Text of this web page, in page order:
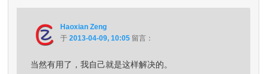
Haoxian Zeng
于2013-04-09, 10:05 留言：
当然有用了，我自己就是这样解决的。